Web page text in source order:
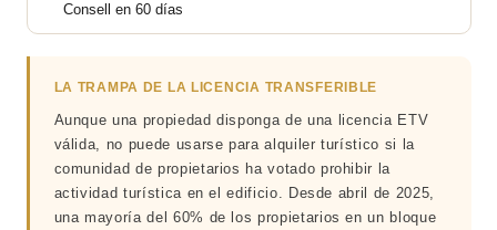
Consell en 60 días
LA TRAMPA DE LA LICENCIA TRANSFERIBLE
Aunque una propiedad disponga de una licencia ETV
válida, no puede usarse para alquiler turístico si la
comunidad de propietarios ha votado prohibir la
actividad turística en el edificio. Desde abril de 2025,
una mayoría del 60% de los propietarios en un bloque